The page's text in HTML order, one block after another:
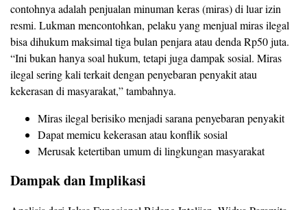
contohnya adalah penjualan minuman keras (miras) di luar izin
resmi. Lukman mencontohkan, pelaku yang menjual miras ilegal
bisa dihukum maksimal tiga bulan penjara atau denda Rp50 juta.
“Ini bukan hanya soal hukum, tetapi juga dampak sosial. Miras
ilegal sering kali terkait dengan penyebaran penyakit atau
kekerasan di masyarakat,” tambahnya.
Miras ilegal berisiko menjadi sarana penyebaran penyakit
Dapat memicu kekerasan atau konflik sosial
Merusak ketertiban umum di lingkungan masyarakat
Dampak dan Implikasi